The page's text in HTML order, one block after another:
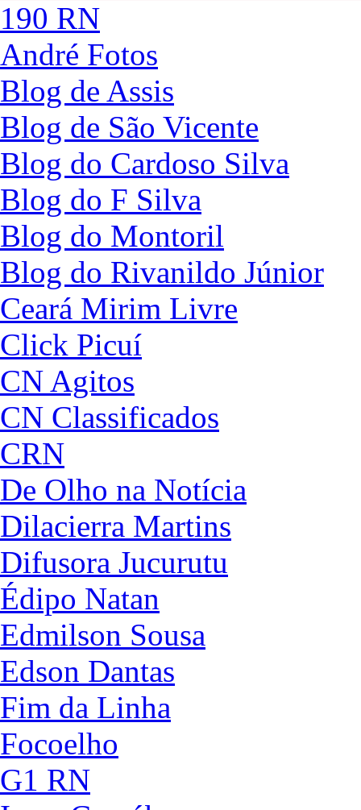
190 RN
André Fotos
Blog de Assis
Blog de São Vicente
Blog do Cardoso Silva
Blog do F Silva
Blog do Montoril
Blog do Rivanildo Júnior
Ceará Mirim Livre
Click Picuí
CN Agitos
CN Classificados
CRN
De Olho na Notícia
Dilacierra Martins
Difusora Jucurutu
Édipo Natan
Edmilson Sousa
Edson Dantas
Fim da Linha
Focoelho
G1 RN